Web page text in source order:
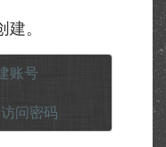
。
账号
问密码